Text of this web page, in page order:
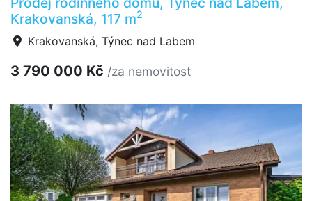
Krakovanská, 117 m2
Krakovanská, Týnec nad Labem
3 790 000 Kč /za nemovitost